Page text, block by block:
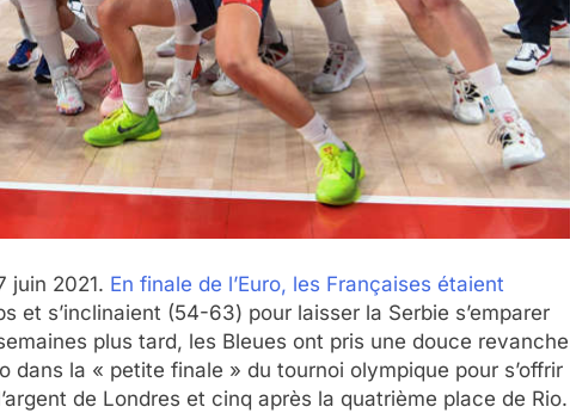
juin 2021. En finale de l’Euro, les Françaises étaient
et s’inclinaient (54-63) pour laisser la Serbie s’emparer
plus tard, les Bleues ont pris une douce revanche
dans la « petite finale » du tournoi olympique pour s’offrir
de Londres et cinq après la quatrième place de Rio.